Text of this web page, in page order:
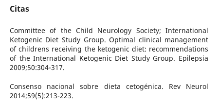
Citas
Committee of the Child Neurology Society; International
Ketogenic Diet Study Group. Optimal clinical management
of childrens receiving the ketogenic diet: recommendations
of the International Ketogenic Diet Study Group. Epilepsia
2009;50:304-317.
Consenso nacional sobre dieta cetogénica. Rev Neurol
2014;59(5):213-223.